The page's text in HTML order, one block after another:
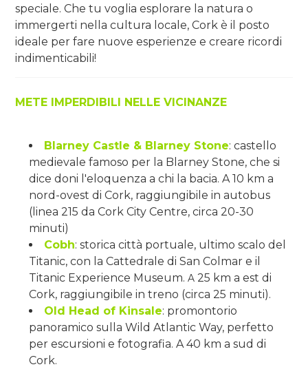
speciale. Che tu voglia esplorare la natura o
immergerti nella cultura locale, Cork è il posto
ideale per fare nuove esperienze e creare ricordi
indimenticabili!
METE IMPERDIBILI NELLE VICINANZE
Blarney Castle & Blarney Stone: castello
medievale famoso per la Blarney Stone, che si
dice doni l'eloquenza a chi la bacia. A 10 km a
nord-ovest di Cork, raggiungibile in autobus
(linea 215 da Cork City Centre, circa 20-30
minuti)
Cobh: storica città portuale, ultimo scalo del
Titanic, con la Cattedrale di San Colmar e il
Titanic Experience Museum. A 25 km a est di
Cork, raggiungibile in treno (circa 25 minuti).
Old Head of Kinsale: promontorio
panoramico sulla Wild Atlantic Way, perfetto
per escursioni e fotografia. A 40 km a sud di
Cork.